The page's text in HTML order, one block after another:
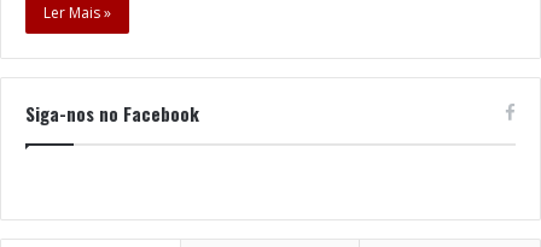
Ler Mais »
Siga-nos no Facebook